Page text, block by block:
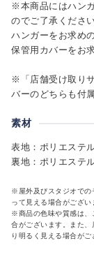
※本商品にはハン
のでご了承ください
ハンガーをお求め
保管用カバーをお
※「店舗受け取り
バーのどちらも付
素材
表地：ポリエステ
裏地：ポリエステ
※屋外及びスタジオでの
って見える場合がござい
※商品の色味や質感は、
合がございます。また、
り明るく見える場合がご